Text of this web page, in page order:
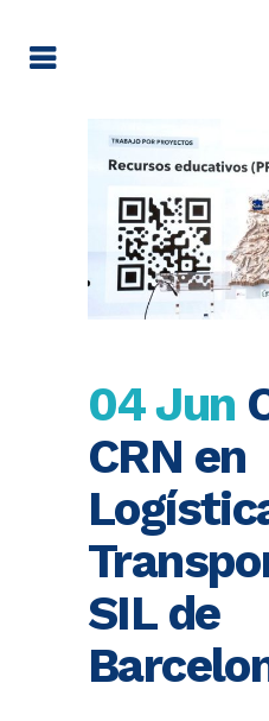
04 Jun
CRN en
SIL de